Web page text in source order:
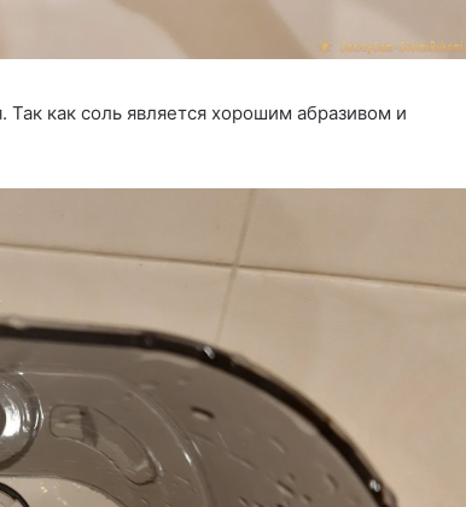
как соль является хорошим абразивом и